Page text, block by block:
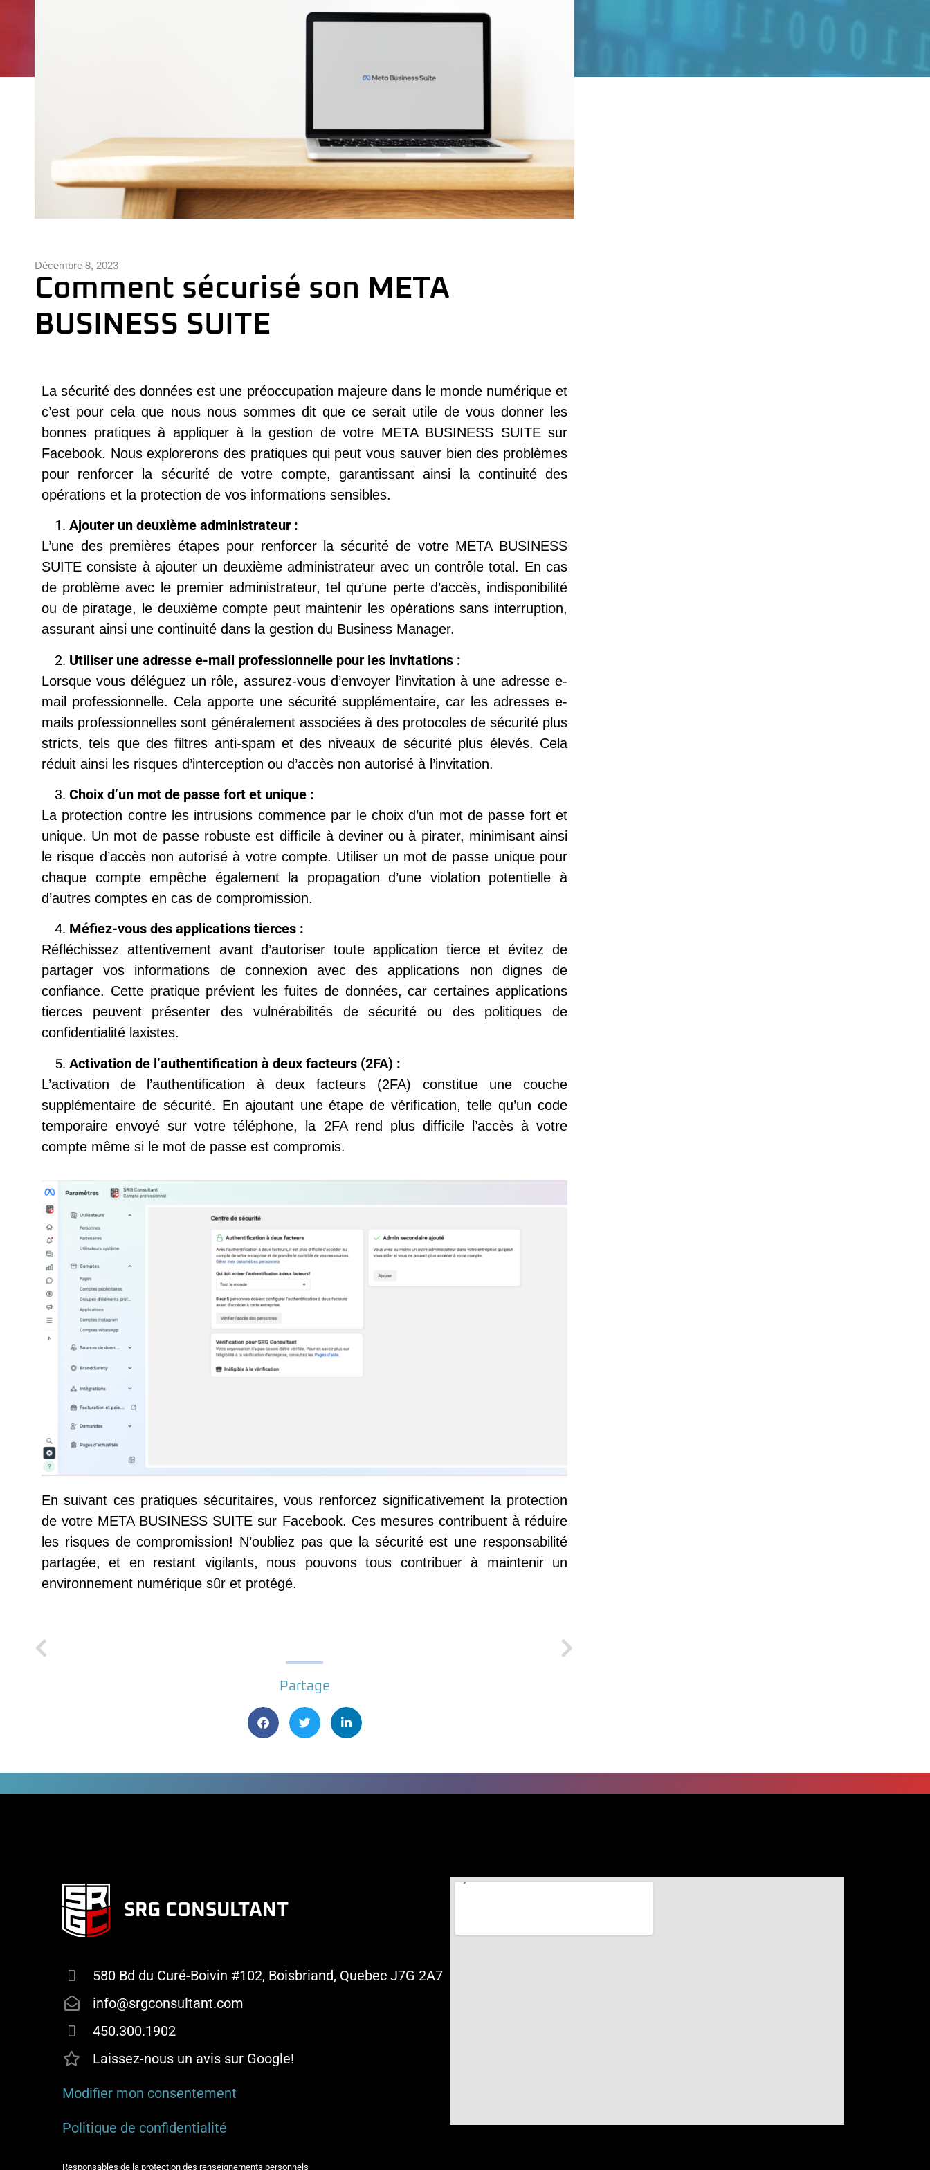
Décembre 8, 2023
Comment sécurisé son META
BUSINESS SUITE
La sécurité des données est une préoccupation majeure dans le monde numérique et
c’est pour cela que nous nous sommes dit que ce serait utile de vous donner les
bonnes pratiques à appliquer à la gestion de votre META BUSINESS SUITEsur
Facebook. Nous explorerons des pratiques qui peut vous sauver bien des problèmes
pour renforcer la sécurité de votre compte, garantissant ainsi la continuité des
opérations et la protection de vos informations sensibles.
Ajouter un deuxième administrateur :
L’une des premières étapes pour renforcer la sécurité de votre META BUSINESS
SUITE consiste à ajouter un deuxième administrateur avec un contrôle total. En cas
de problème avec le premier administrateur, tel qu’une perte d’accès, indisponibilité
ou de piratage, le deuxième compte peut maintenir les opérations sans interruption,
assurant ainsi une continuité dans la gestion du Business Manager.
Utiliser une adresse e-mail professionnelle pour les invitations :
Lorsque vous déléguez un rôle, assurez-vous d’envoyer l’invitation à une adresse e-
mail professionnelle. Cela apporte une sécurité supplémentaire, car les adresses e-
mails professionnelles sont généralement associées à des protocoles de sécurité plus
stricts, tels que des filtres anti-spam et des niveaux de sécurité plus élevés. Cela
réduit ainsi les risques d’interception ou d’accès non autorisé à l’invitation.
Choix d’un mot de passe fort et unique :
La protection contre les intrusions commence par le choix d’un mot de passe fort et
unique. Un mot de passe robuste est difficile à deviner ou à pirater, minimisant ainsi
le risque d’accès non autorisé à votre compte. Utiliser un mot de passe unique pour
chaque compte empêche également la propagation d’une violation potentielle à
d’autres comptes en cas de compromission.
Méfiez-vous des applications tierces :
Réfléchissez attentivement avant d’autoriser toute application tierce et évitez de
partager vos informations de connexion avec des applications non dignes de
confiance. Cette pratique prévient les fuites de données, car certaines applications
tierces peuvent présenter des vulnérabilités de sécurité ou des politiques de
confidentialité laxistes.
Activation de l’authentification à deux facteurs (2FA) :
L’activation de l’authentification à deux facteurs (2FA) constitue une couche
supplémentaire de sécurité. En ajoutant une étape de vérification, telle qu’un code
temporaire envoyé sur votre téléphone, la 2FA rend plus difficile l’accès à votre
compte même si le mot de passe est compromis.
En suivant ces pratiques sécuritaires, vous renforcez significativement la protection
de votre META BUSINESS SUITE sur Facebook. Ces mesures contribuent à réduire
les risques de compromission! N’oubliez pas que la sécurité est une responsabilité
partagée, et en restant vigilants, nous pouvons tous contribuer à maintenir un
environnement numérique sûr et protégé.
Partage
SRG CONSULTANT
580 Bd du Curé-Boivin #102, Boisbriand, Quebec J7G 2A7
info@srgconsultant.com
450.300.1902
Laissez-nous un avis sur Google!
Modifier mon consentement
Politique de confidentialité
Responsables de la protection des renseignements personnels